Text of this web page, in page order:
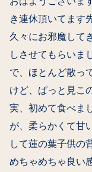
き連休頂いてます
久々にお邪魔して
しさせてもらいま
で、ほとんど散っ
けど、ぱっと見こ
実、初めて食べま
が、柔らかくて甘
して蓮の葉️子供の
めちゃめちゃ良い